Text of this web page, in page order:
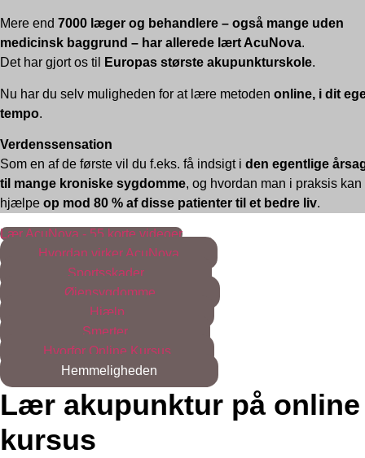
Mere end 7000 læger og behandlere – også mange uden
medicinsk baggrund – har allerede lært AcuNova.
Det har gjort os til
Europas største akupunkturskole.
Nu har du selv muligheden for at lære metoden online, i dit
tempo.
Verdenssensation
Som en af de første vil du f.eks. få indsigt i den egentlige
til mange kroniske sygdomme, og hvordan man i praksis kan
hjælpe op mod 80 % af disse patienter til et bedre liv.
Lær AcuNova - 55 korte videoer
Hvordan virker AcuNova
Sportsskader
Øjensygdomme
Hjælp
Smerter
Hvorfor Online Kursus
Hemmeligheden
Lær akupunktur på online
kursus